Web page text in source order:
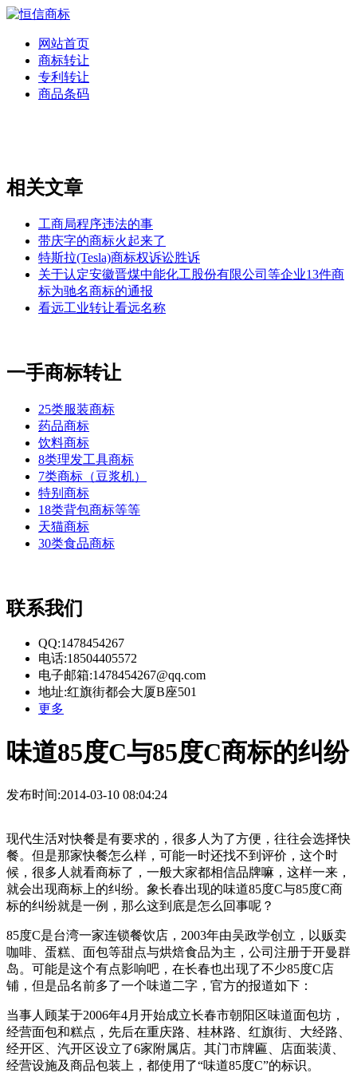
网站首页
商标转让
专利转让
商品条码
相关文章
工商局程序违法的事
带庆字的商标火起来了
特斯拉(Tesla)商标权诉讼胜诉
关于认定安徽晋煤中能化工股份有限公司等企业13件商
标为驰名商标的通报
看远工业转让看远名称
一手商标转让
25类服装商标
药品商标
饮料商标
8类理发工具商标
7类商标（豆浆机）
特别商标
18类背包商标等等
天猫商标
30类食品商标
联系我们
QQ:1478454267
电话:18504405572
电子邮箱:1478454267@qq.com
地址:红旗街都会大厦B座501
更多
味道85度C与85度C商标的纠纷
发布时间:2014-03-10 08:04:24
现代生活对快餐是有要求的，很多人为了方便，往往会选择快
餐。但是那家快餐怎么样，可能一时还找不到评价，这个时
候，很多人就看商标了，一般大家都相信品牌嘛，这样一来，
就会出现商标上的纠纷。象长春出现的味道85度C与85度C商
标的纠纷就是一例，那么这到底是怎么回事呢？
85度C是台湾一家连锁餐饮店，2003年由吴政学创立，以贩卖
咖啡、蛋糕、面包等甜点与烘焙食品为主，公司注册于开曼群
岛。可能是这个有点影响吧，在长春也出现了不少85度C店
铺，但是品名前多了一个味道二字，官方的报道如下：
当事人顾某于2006年4月开始成立长春市朝阳区味道面包坊，
经营面包和糕点，先后在重庆路、桂林路、红旗街、大经路、
经开区、汽开区设立了6家附属店。其门市牌匾、店面装潢、
经营设施及商品包装上，都使用了“味道85度C”的标识。